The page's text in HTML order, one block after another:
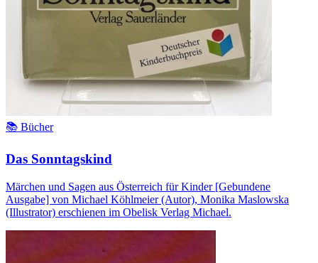
📚 Bücher
Das Sonntagskind
Märchen und Sagen aus Österreich für Kinder [Gebundene
Ausgabe] von Michael Köhlmeier (Autor), Monika Maslowska
(Illustrator) erschienen im Obelisk Verlag Michael.